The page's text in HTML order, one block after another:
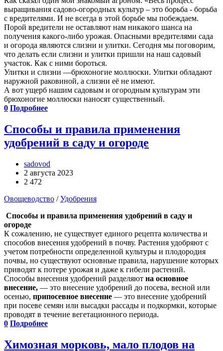
выращивания садово-огородных культур – это борьба - борьба
с вредителями. И не всегда в этой борьбе мы побеждаем.
Порой вредители не оставляют нам никакого шанса на
получения какого-либо урожая. Опасными вредителями сада
и огорода являются слизни и улитки. Сегодня мы поговорим,
что делать если слизни и улитки пришли на наш садовый
участок. Как с ними бороться.
Улитки и слизни —брюхоногие моллюски. Улитки обладают
наружной раковиной, а слизни её не имеют.
А вот ущерб нашим садовым и огородным культурам эти
брюхоногие моллюски наносят существенный.
0 Подробнее
Способы и правила применения
удобрений в саду и огороде
sadovod
2 августа 2023
2 472
Овощеводство /Удобрения
Способы и правила применения удобрений в саду и
огороде
К сожалению, не существует единого рецепта количества и
способов внесения удобрений в почву. Растения удобряют с
учетом потребности определенной культуры и плодородия
почвы, но существуют основные правила, нарушение которых
приводят к потере урожая и даже к гибели растений.
Способы внесения удобрений разделяют на основное
внесение, — это внесение удобрений до посева, весной или
осенью, припосевное внесение — это внесение удобрений
при посеве семян или высадки рассады и подкормки, которые
проводят в течение вегетационного периода.
0 Подробнее
Химозная морковь, мало плодов на